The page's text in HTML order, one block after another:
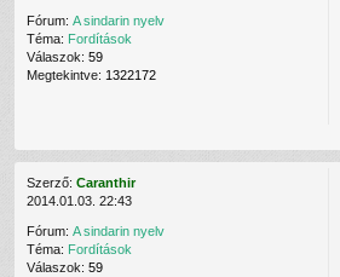
Fórum: A sindarin nyelv
Téma: Fordítások
Válaszok: 59
Megtekintve: 1322172
Szerző: Caranthir
2014.01.03. 22:43
Fórum: A sindarin nyelv
Téma: Fordítások
Válaszok: 59